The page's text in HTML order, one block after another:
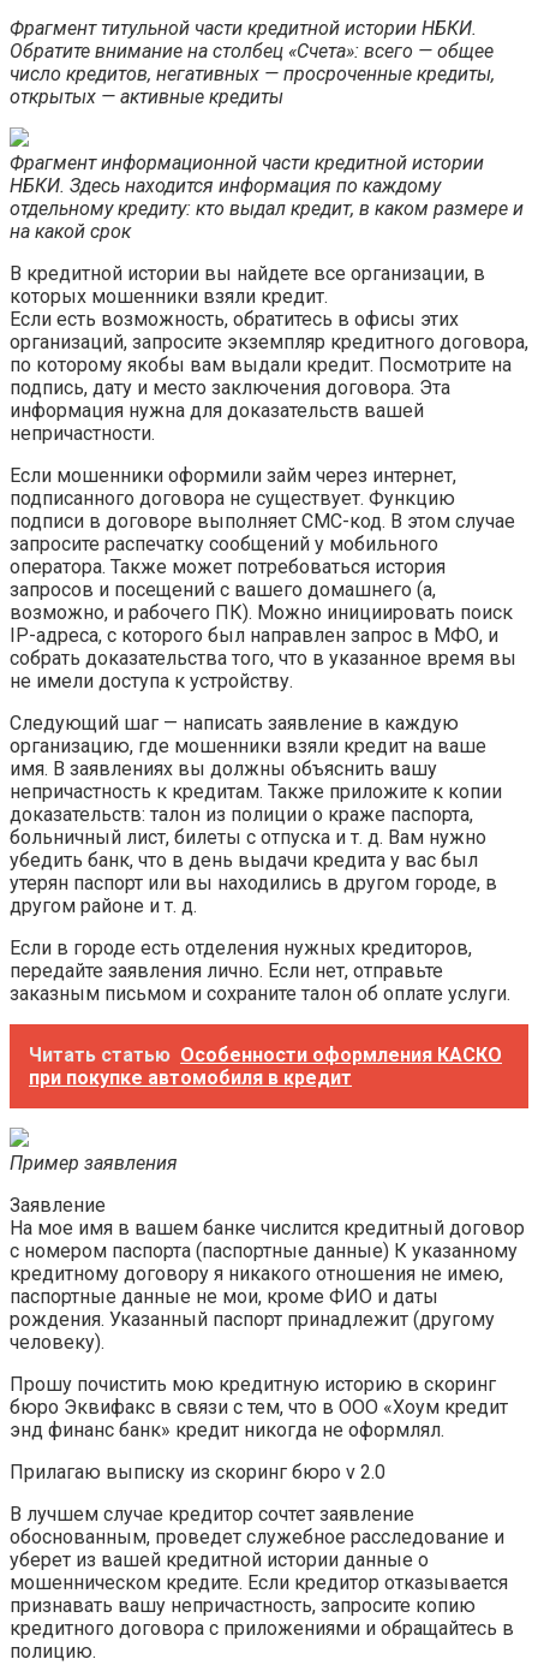
Фрагмент титульной части кредитной истории НБКИ.
Обратите внимание на столбец «Счета»: всего — общее
число кредитов, негативных — просроченные кредиты,
открытых — активные кредиты
Фрагмент информационной части кредитной истории
НБКИ. Здесь находится информация по каждому
отдельному кредиту: кто выдал кредит, в каком размере и
на какой срок
В кредитной истории вы найдете все организации, в
которых мошенники взяли кредит.
Если есть возможность, обратитесь в офисы этих
организаций, запросите экземпляр кредитного договора,
по которому якобы вам выдали кредит. Посмотрите на
подпись, дату и место заключения договора. Эта
информация нужна для доказательств вашей
непричастности.
Если мошенники оформили займ через интернет,
подписанного договора не существует. Функцию
подписи в договоре выполняет СМС-код. В этом случае
запросите распечатку сообщений у мобильного
оператора. Также может потребоваться история
запросов и посещений с вашего домашнего (а,
возможно, и рабочего ПК). Можно инициировать поиск
IP-адреса, с которого был направлен запрос в МФО, и
собрать доказательства того, что в указанное время вы
не имели доступа к устройству.
Следующий шаг — написать заявление в каждую
организацию, где мошенники взяли кредит на ваше
имя. В заявлениях вы должны объяснить вашу
непричастность к кредитам. Также приложите к копии
доказательств: талон из полиции о краже паспорта,
больничный лист, билеты с отпуска и т. д. Вам нужно
убедить банк, что в день выдачи кредита у вас был
утерян паспорт или вы находились в другом городе, в
другом районе и т. д.
Если в городе есть отделения нужных кредиторов,
передайте заявления лично. Если нет, отправьте
заказным письмом и сохраните талон об оплате услуги.
Читать статью Особенности оформления КАСКО
при покупке автомобиля в кредит
Пример заявления
Заявление
На мое имя в вашем банке числится кредитный договор
с номером паспорта (паспортные данные) К указанному
кредитному договору я никакого отношения не имею,
паспортные данные не мои, кроме ФИО и даты
рождения. Указанный паспорт принадлежит (другому
человеку).
Прошу почистить мою кредитную историю в скоринг
бюро Эквифакс в связи с тем, что в ООО «Хоум кредит
энд финанс банк» кредит никогда не оформлял.
Прилагаю выписку из скоринг бюро v 2.0
В лучшем случае кредитор сочтет заявление
обоснованным, проведет служебное расследование и
уберет из вашей кредитной истории данные о
мошенническом кредите. Если кредитор отказывается
признавать вашу непричастность, запросите копию
кредитного договора с приложениями и обращайтесь в
полицию.